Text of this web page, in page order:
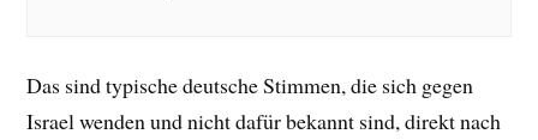
Das sind typische deutsche Stimmen, die sich gegen
Israel wenden und nicht dafür bekannt sind, direkt nach